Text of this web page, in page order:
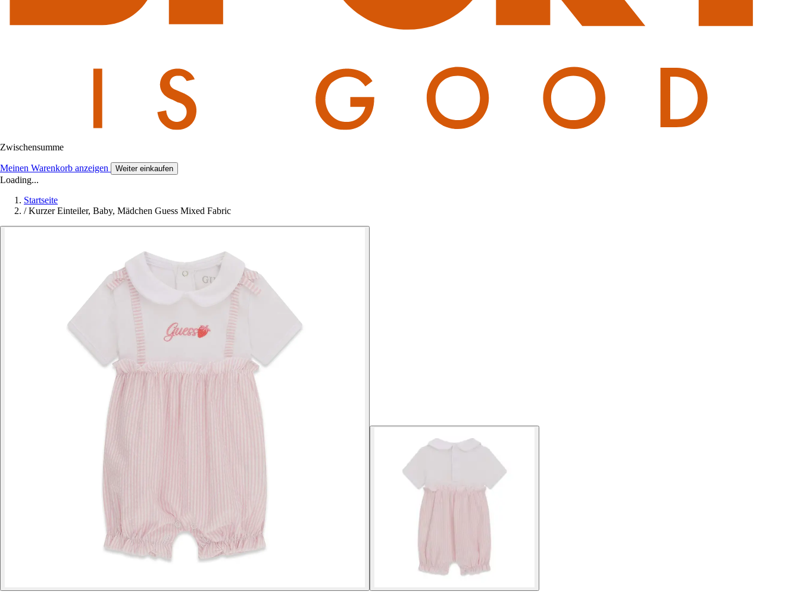
Zwischensumme
Meinen Warenkorb anzeigen Weiter einkaufen
Loading...
Startseite
/ Kurzer Einteiler, Baby, Mädchen Guess Mixed Fabric